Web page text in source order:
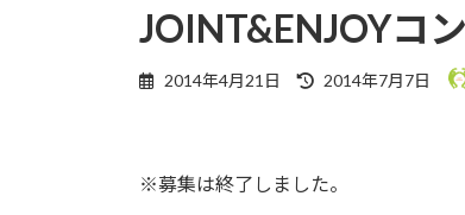
JOINT&ENJOYコ
2014年4月21日
最
時
2014年7月7日
※募集は終了しました。